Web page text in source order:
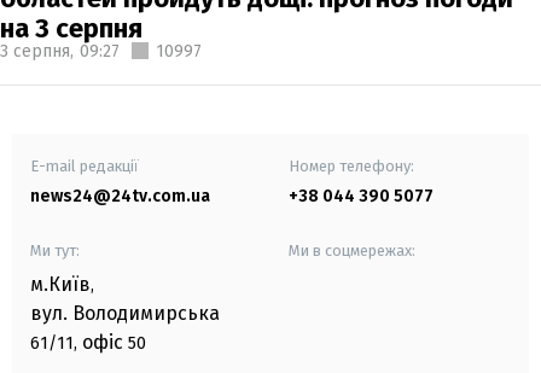
на 3 серпня
3 серпня, 09:27 10997
E-mail редакції
news24@24tv.com.ua
Номер телефону:
+38 044 390 5077
Ми тут:
м.Київ,
вул. Володимирська
61/11, офіс 50
Ми в соцмережах: